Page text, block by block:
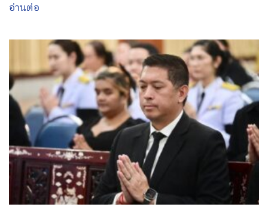
August 8, 2026 - 20:30 โดย พรรคเพื่อไทย
ร่วมแสดงความอาลัยต่อการจากไปของ นางสาวสายฝน
ศิริกิจจาขจร เจ้าหน้าที่ประจำสำนักงานกลุ่มบริหารกิจการ
นักเรียน